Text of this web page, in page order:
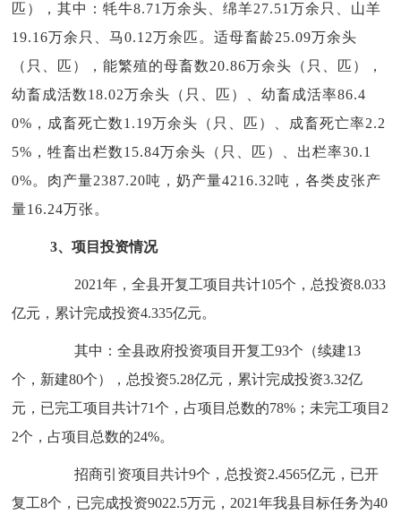
匹），其中：牦牛8.71万余头、绵羊27.51万余只、山羊
19.16万余只、马0.12万余匹。适母畜龄25.09万余头
（只、匹），能繁殖的母畜数20.86万余头（只、匹），
幼畜成活数18.02万余头（只、匹）、幼畜成活率86.4
0%，成畜死亡数1.19万余头（只、匹）、成畜死亡率2.2
5%，牲畜出栏数15.84万余头（只、匹）、出栏率30.1
0%。肉产量2387.20吨，奶产量4216.32吨，各类皮张产
量16.24万张。
3、项目投资情况
2021年，全县开复工项目共计105个，总投资8.033
亿元，累计完成投资4.335亿元。
其中：全县政府投资项目开复工93个（续建13
个，新建80个），总投资5.28亿元，累计完成投资3.32亿
元，已完工项目共计71个，占项目总数的78%；未完工项目2
2个，占项目总数的24%。
招商引资项目共计9个，总投资2.4565亿元，已开
复工8个，已完成投资9022.5万元，2021年我县目标任务为40